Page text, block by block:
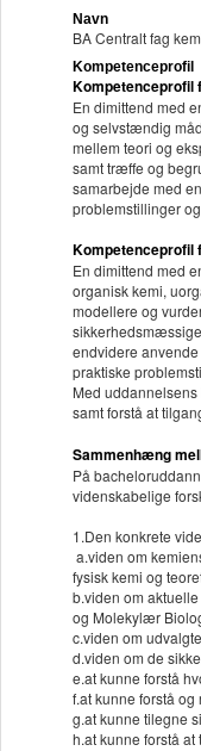
Navn
BA Centralt fag
Kompetenceprofil
Kompetenceprofil
En dimittend med
og selvstændig
mellem teori og
samt træffe og
samarbejde med
problemstillinger
Kompetenceprofil
En dimittend med
organisk kemi,
modellere og
endvidere
praktiske
Med
samt forstå at
Sammenhæng
På
videnskabelige
1.Den konkrete
a.viden om
fysisk kemi og
b.viden om
og Molekylær
c.viden om
d.viden om de
e.at kunne forstå
f.at kunne forstå
g.at kunne tilegne
h.at kunne forstå